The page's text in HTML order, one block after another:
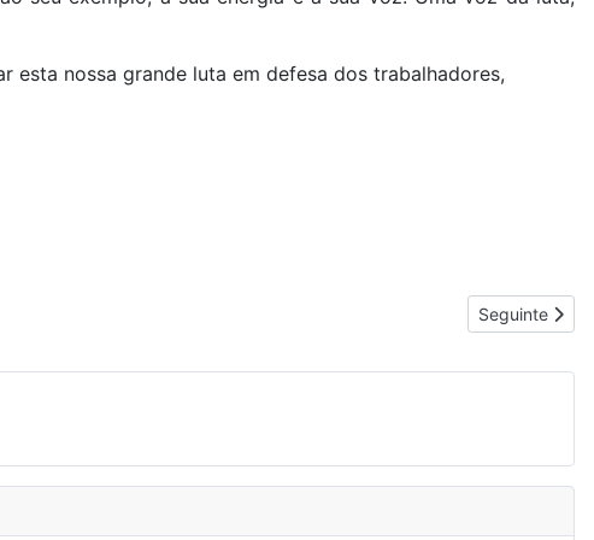
esta nossa grande luta em defesa dos trabalhadores,
Artigo
Seguinte